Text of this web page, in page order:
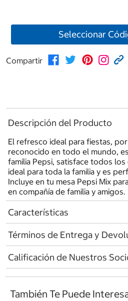
Seleccionar
Compartir
Descripción del Producto
El refresco ideal para fiestas,
reconocido en todo el mundo,
familia Pepsi, satisface todos
ideal para toda la familia y es
Incluye en tu mesa Pepsi Mix
en compañía de familia y amigos.
Características
Términos de Entrega y
Calificación de Nuestros
También Te Puede